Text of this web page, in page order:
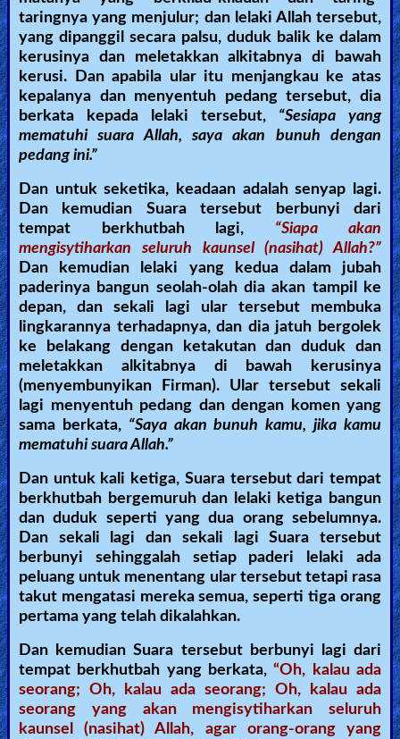
Other
Languages
Contact/Feedback/Donate
Follow
us
Social
Media
PDF
Books
Random
Video
Ask
AI
Bible
Questions
Something
Funny...
Page,
Older
Material
taringnya yang menjulur; dan lelaki Allah tersebut,
yang dipanggil secara palsu, duduk balik ke dalam
kerusinya dan meletakkan alkitabnya di bawah
kerusi. Dan apabila ular itu menjangkau ke atas
kepalanya dan menyentuh pedang tersebut, dia
berkata kepada lelaki tersebut, “Sesiapa yang
mematuhi suara Allah, saya akan bunuh dengan
pedang ini.”
Dan untuk seketika, keadaan adalah senyap lagi.
Dan kemudian Suara tersebut berbunyi dari
tempat berkhutbah lagi, “Siapa akan
mengisytiharkan seluruh kaunsel (nasihat) Allah?”
Dan kemudian lelaki yang kedua dalam jubah
paderinya bangun seolah-olah dia akan tampil ke
depan, dan sekali lagi ular tersebut membuka
lingkarannya terhadapnya, dan dia jatuh bergolek
ke belakang dengan ketakutan dan duduk dan
meletakkan alkitabnya di bawah kerusinya
(menyembunyikan Firman). Ular tersebut sekali
lagi menyentuh pedang dan dengan komen yang
sama berkata, “Saya akan bunuh kamu, jika kamu
mematuhi suara Allah.”
Dan untuk kali ketiga, Suara tersebut dari tempat
berkhutbah bergemuruh dan lelaki ketiga bangun
dan duduk seperti yang dua orang sebelumnya.
Dan sekali lagi dan sekali lagi Suara tersebut
berbunyi sehinggalah setiap paderi lelaki ada
peluang untuk menentang ular tersebut tetapi rasa
takut mengatasi mereka semua, seperti tiga orang
pertama yang telah dikalahkan.
Dan kemudian Suara tersebut berbunyi lagi dari
tempat berkhutbah yang berkata,“Oh, kalau ada
seorang; Oh, kalau ada seorang; Oh, kalau ada
seorang yang akan mengisytiharkan seluruh
kaunsel (nasihat) Allah, agar orang-orang yang